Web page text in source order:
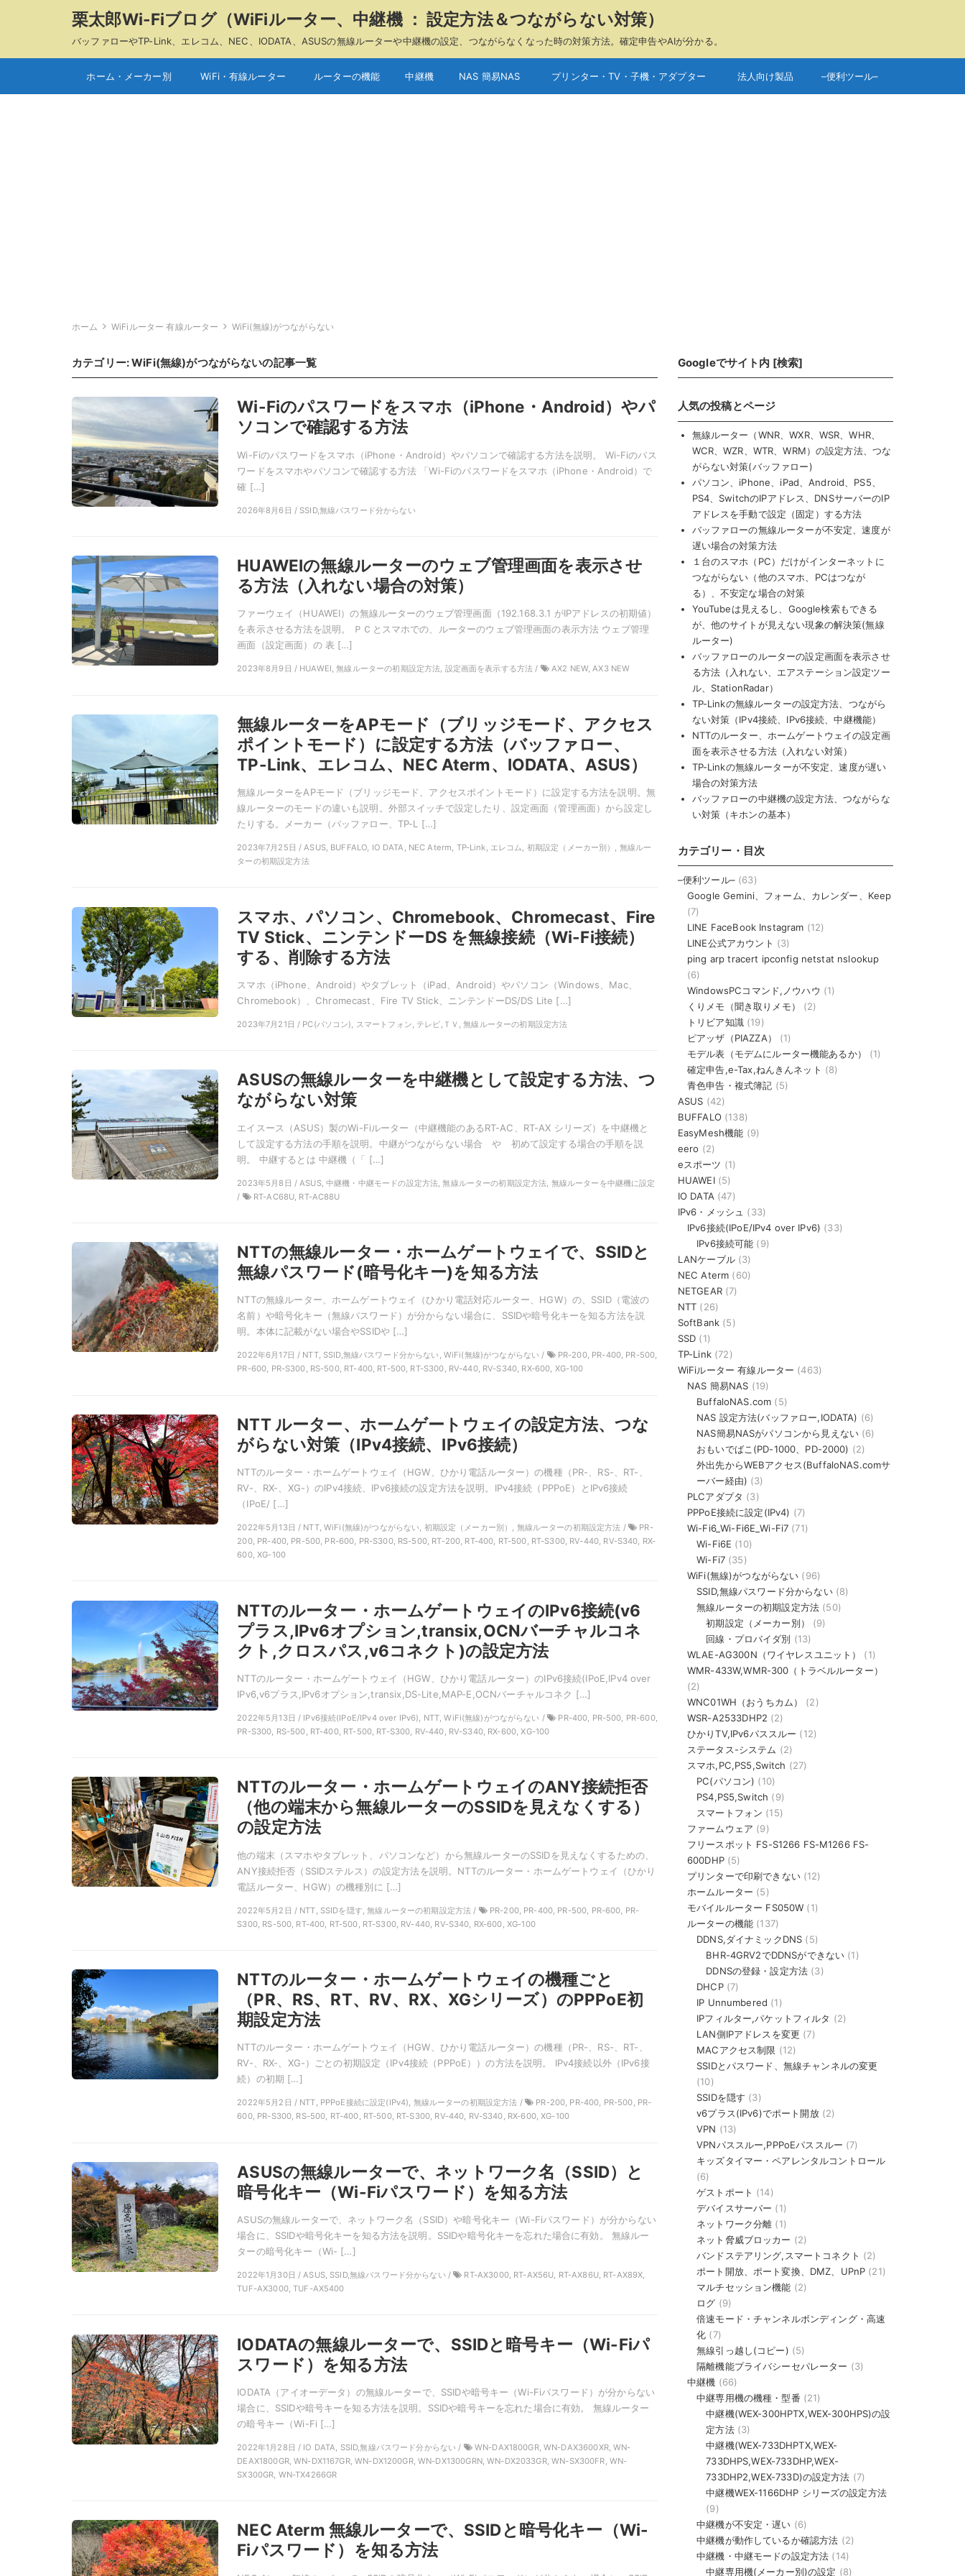
栗太郎Wi-Fiブログ（WiFiルーター、中継機 ： 設定方法＆つながらない対策）
バッファローやTP-Link、エレコム、NEC、IODATA、ASUSの無線ルーターや中継機の設定、つながらなくなった時の対策方法。確定申告やAIが分かる。
ホーム・メーカー別 WiFi・有線ルーター ルーターの機能 中継機 NAS 簡易NAS プリンター・TV・子機・アダプター 法人向け製品 –便利ツール–
ホーム WiFiルーター 有線ルーター WiFi(無線)がつながらない
カテゴリー:WiFi(無線)がつながらないの記事一覧
Wi-Fiのパスワードをスマホ（iPhone・Android）やパ
ソコンで確認する方法
Wi-Fiのパスワードをスマホ（iPhone・Android）やパソコンで確認する方法を説明。 Wi-Fiのパス
ワードをスマホやパソコンで確認する方法 「Wi-Fiのパスワードをスマホ（iPhone・Android）で
確 […]
2026年8月6日 / SSID,無線パスワード分からない
HUAWEIの無線ルーターのウェブ管理画面を表示させ
る方法（入れない場合の対策）
ファーウェイ（HUAWEI）の無線ルーターのウェブ管理画面（192.168.3.1 がIPアドレスの初期値）
を表示させる方法を説明。 ＰＣとスマホでの、ルーターのウェブ管理画面の表示方法 ウェブ管理
画面（設定画面）の 表 […]
2023年8月9日 / HUAWEI, 無線ルーターの初期設定方法, 設定画面を表示する方法 / AX2 NEW, AX3 NEW
無線ルーターをAPモード（ブリッジモード、アクセス
ポイントモード）に設定する方法（バッファロー、
TP-Link、エレコム、NEC Aterm、IODATA、ASUS）
無線ルーターをAPモード（ブリッジモード、アクセスポイントモード）に設定する方法を説明。無
線ルーターのモードの違いも説明。外部スイッチで設定したり、設定画面（管理画面）から設定し
たりする。メーカー（バッファロー、TP-L […]
2023年7月25日 / ASUS, BUFFALO, IO DATA, NEC Aterm, TP-Link, エレコム, 初期設定（メーカー別）, 無線ルー
ターの初期設定方法
スマホ、パソコン、Chromebook、Chromecast、Fire
TV Stick、ニンテンドーDS を無線接続（Wi-Fi接続）
する、削除する方法
スマホ（iPhone、Android）やタブレット（iPad、Android）やパソコン（Windows、Mac、
Chromebook）、Chromecast、Fire TV Stick、ニンテンドーDS/DS Lite […]
2023年7月21日 / PC(パソコン), スマートフォン, テレビ,ＴＶ, 無線ルーターの初期設定方法
ASUSの無線ルーターを中継機として設定する方法、つ
ながらない対策
エイスース（ASUS）製のWi-Fiルーター（中継機能のあるRT-AC、RT-AX シリーズ）を中継機と
して設定する方法の手順を説明。中継がつながらない場合 や 初めて設定する場合の手順を説
明。 中継するとは 中継機（「 […]
2023年5月8日 / ASUS, 中継機・中継モードの設定方法, 無線ルーターの初期設定方法, 無線ルーターを中継機に設定
/
RT-AC68U, RT-AC88U
NTTの無線ルーター・ホームゲートウェイで、SSIDと
無線パスワード(暗号化キー)を知る方法
NTTの無線ルーター、ホームゲートウェイ（ひかり電話対応ルーター、HGW）の、SSID（電波の
名前）や暗号化キー（無線パスワード）が分からない場合に、SSIDや暗号化キーを知る方法を説
明。本体に記載がない場合やSSIDや […]
2022年6月17日 / NTT, SSID,無線パスワード分からない, WiFi(無線)がつながらない /
PR-200, PR-400, PR-500,
PR-600, PR-S300, RS-500, RT-400, RT-500, RT-S300, RV-440, RV-S340, RX-600, XG-100
NTT ルーター、ホームゲートウェイの設定方法、つな
がらない対策（IPv4接続、IPv6接続）
NTTのルーター・ホームゲートウェイ（HGW、ひかり電話ルーター）の機種（PR-、RS-、RT-、
RV-、RX-、XG-）のIPv4接続、IPv6接続の設定方法を説明。IPv4接続（PPPoE）とIPv6接続
（IPoE/ […]
2022年5月13日 / NTT, WiFi(無線)がつながらない, 初期設定（メーカー別）, 無線ルーターの初期設定方法 /
PR-
200, PR-400, PR-500, PR-600, PR-S300, RS-500, RT-200, RT-400, RT-500, RT-S300, RV-440, RV-S340, RX-
600, XG-100
NTTのルーター・ホームゲートウェイのIPv6接続(v6
プラス,IPv6オプション,transix,OCNバーチャルコネ
クト,クロスパス,v6コネクト)の設定方法
NTTのルーター・ホームゲートウェイ（HGW、ひかり電話ルーター）のIPv6接続(IPoE,IPv4 over
IPv6,v6プラス,IPv6オプション,transix,DS-Lite,MAP-E,OCNバーチャルコネク […]
2022年5月13日 / IPv6接続(IPoE/IPv4 over IPv6), NTT, WiFi(無線)がつながらない /
PR-400, PR-500, PR-600,
PR-S300, RS-500, RT-400, RT-500, RT-S300, RV-440, RV-S340, RX-600, XG-100
NTTのルーター・ホームゲートウェイのANY接続拒否
（他の端末から無線ルーターのSSIDを見えなくする）
の設定方法
他の端末（スマホやタブレット、パソコンなど）から無線ルーターのSSIDを見えなくするための、
ANY接続拒否（SSIDステルス）の設定方法を説明。NTTのルーター・ホームゲートウェイ（ひかり
電話ルーター、HGW）の機種別に […]
2022年5月2日 / NTT, SSIDを隠す, 無線ルーターの初期設定方法 /
PR-200, PR-400, PR-500, PR-600, PR-
S300, RS-500, RT-400, RT-500, RT-S300, RV-440, RV-S340, RX-600, XG-100
NTTのルーター・ホームゲートウェイの機種ごと
（PR、RS、RT、RV、RX、XGシリーズ）のPPPoE初
期設定方法
NTTのルーター・ホームゲートウェイ（HGW、ひかり電話ルーター）の機種（PR-、RS-、RT-、
RV-、RX-、XG-）ごとの初期設定（IPv4接続（PPPoE））の方法を説明。 IPv4接続以外（IPv6接
続）の初期 […]
2022年5月2日 / NTT, PPPoE接続に設定(IPv4), 無線ルーターの初期設定方法 /
PR-200, PR-400, PR-500, PR-
600, PR-S300, RS-500, RT-400, RT-500, RT-S300, RV-440, RV-S340, RX-600, XG-100
ASUSの無線ルーターで、ネットワーク名（SSID）と
暗号化キー（Wi-Fiパスワード）を知る方法
ASUSの無線ルーターで、ネットワーク名（SSID）や暗号化キー（Wi-Fiパスワード）が分からない
場合に、SSIDや暗号化キーを知る方法を説明。SSIDや暗号化キーを忘れた場合に有効。 無線ルー
ターの暗号化キー（Wi- […]
2022年1月30日 / ASUS, SSID,無線パスワード分からない /
RT-AX3000, RT-AX56U, RT-AX86U, RT-AX89X,
TUF-AX3000, TUF-AX5400
IODATAの無線ルーターで、SSIDと暗号キー（Wi-Fiパ
スワード）を知る方法
IODATA（アイオーデータ）の無線ルーターで、SSIDや暗号キー（Wi-Fiパスワード）が分からない
場合に、SSIDや暗号キーを知る方法を説明。SSIDや暗号キーを忘れた場合に有効。 無線ルーター
の暗号キー（Wi-Fi […]
2022年1月28日 / IO DATA, SSID,無線パスワード分からない /
WN-DAX1800GR, WN-DAX3600XR, WN-
DEAX1800GR, WN-DX1167GR, WN-DX1200GR, WN-DX1300GRN, WN-DX2033GR, WN-SX300FR, WN-
SX300GR, WN-TX4266GR
NEC Aterm 無線ルーターで、SSIDと暗号化キー（Wi-
Fiパスワード）を知る方法
Googleでサイト内 [検索]
人気の投稿とページ
無線ルーター（WNR、WXR、WSR、WHR、
WCR、WZR、WTR、WRM）の設定方法、つな
がらない対策(バッファロー)
パソコン、iPhone、iPad、Android、PS5、
PS4、SwitchのIPアドレス、DNSサーバーのIP
アドレスを手動で設定（固定）する方法
バッファローの無線ルーターが不安定、速度が
遅い場合の対策方法
１台のスマホ（PC）だけがインターネットに
つながらない（他のスマホ、PCはつなが
る）、不安定な場合の対策
YouTubeは見えるし、Google検索もできる
が、他のサイトが見えない現象の解決策(無線
ルーター)
バッファローのルーターの設定画面を表示させ
る方法（入れない、エアステーション設定ツー
ル、StationRadar）
TP-Linkの無線ルーターの設定方法、つながら
ない対策（IPv4接続、IPv6接続、中継機能）
NTTのルーター、ホームゲートウェイの設定画
面を表示させる方法（入れない対策）
TP-Linkの無線ルーターが不安定、速度が遅い
場合の対策方法
バッファローの中継機の設定方法、つながらな
い対策（キホンの基本）
カテゴリー・目次
–便利ツール–(63)
Google Gemini、フォーム、カレンダー、Keep
(7)
LINE FaceBook Instagram (12)
LINE公式アカウント (3)
ping arp tracert ipconfig netstat nslookup
(6)
WindowsPCコマンド,ノウハウ (1)
くりメモ（聞き取りメモ）
(2)
トリビア知識(19)
ピアッザ（PIAZZA）
(1)
モデル表（モデムにルーター機能あるか）
(1)
確定申告,e-Tax,ねんきんネット (8)
青色申告・複式簿記 (5)
ASUS (42)
BUFFALO(138)
EasyMesh機能 (9)
eero (2)
eスポーツ (1)
HUAWEI(5)
IO DATA (47)
IPv6・メッシュ (33)
IPv6接続(IPoE/IPv4 over IPv6) (33)
IPv6接続可能 (9)
LANケーブル(3)
NEC Aterm (60)
NETGEAR(7)
NTT (26)
SoftBank (5)
SSD (1)
TP-Link(72)
WiFiルーター 有線ルーター (463)
NAS 簡易NAS (19)
BuffaloNAS.com (5)
NAS 設定方法(バッファロー,IODATA) (6)
NAS簡易NASがパソコンから見えない(6)
おもいでばこ(PD-1000、PD-2000) (2)
外出先からWEBアクセス(BuffaloNAS.comサ
ーバー経由) (3)
PLCアダプタ (3)
PPPoE接続に設定(IPv4) (7)
Wi-Fi6_Wi-Fi6E_Wi-Fi7 (71)
Wi-Fi6E (10)
Wi-Fi7 (35)
WiFi(無線)がつながらない (96)
SSID,無線パスワード分からない(8)
無線ルーターの初期設定方法 (50)
初期設定（メーカー別）
(9)
回線・プロバイダ別 (13)
WLAE-AG300N（ワイヤレスユニット）
(1)
WMR-433W,WMR-300（トラベルルーター）
(2)
WNC01WH（おうちカム）
(2)
WSR-A2533DHP2 (2)
ひかりTV,IPv6パススルー (12)
ステータス-システム (2)
スマホ,PC,PS5,Switch (27)
PC(パソコン) (10)
PS4,PS5,Switch (9)
スマートフォン (15)
ファームウェア (9)
フリースポット FS-S1266 FS-M1266 FS-
600DHP(5)
プリンターで印刷できない(12)
ホームルーター (5)
モバイルルーター FS050W (1)
ルーターの機能 (137)
DDNS,ダイナミックDNS (5)
BHR-4GRV2でDDNSができない (1)
DDNSの登録・設定方法 (3)
DHCP(7)
IP Unnumbered (1)
IPフィルター,パケットフィルタ (2)
LAN側IPアドレスを変更 (7)
MACアクセス制限 (12)
SSIDとパスワード、無線チャンネルの変更
(10)
SSIDを隠す (3)
v6プラス(IPv6)でポート開放(2)
VPN (13)
VPNパススルー,PPPoEパススルー (7)
キッズタイマー・ペアレンタルコントロール
(6)
ゲストポート (14)
デバイスサーバー (1)
ネットワーク分離 (1)
ネット脅威ブロッカー (2)
バンドステアリング,スマートコネクト (2)
ポート開放、ポート変換、DMZ、UPnP (21)
マルチセッション機能 (2)
ログ (9)
倍速モード・チャンネルボンディング・高速
化 (7)
無線引っ越し(コピー) (5)
隔離機能プライバシーセパレーター (3)
中継機 (66)
中継専用機の機種・型番 (21)
中継機(WEX-300HPTX,WEX-300HPS)の設
定方法(3)
中継機(WEX-733DHPTX,WEX-
733DHPS,WEX-733DHP,WEX-
733DHP2,WEX-733D)の設定方法 (7)
中継機WEX-1166DHP シリーズの設定方法
(9)
中継機が不安定・遅い (6)
中継機が動作しているか確認方法 (2)
中継機・中継モードの設定方法 (14)
中継専用機(メーカー別)の設定 (8)